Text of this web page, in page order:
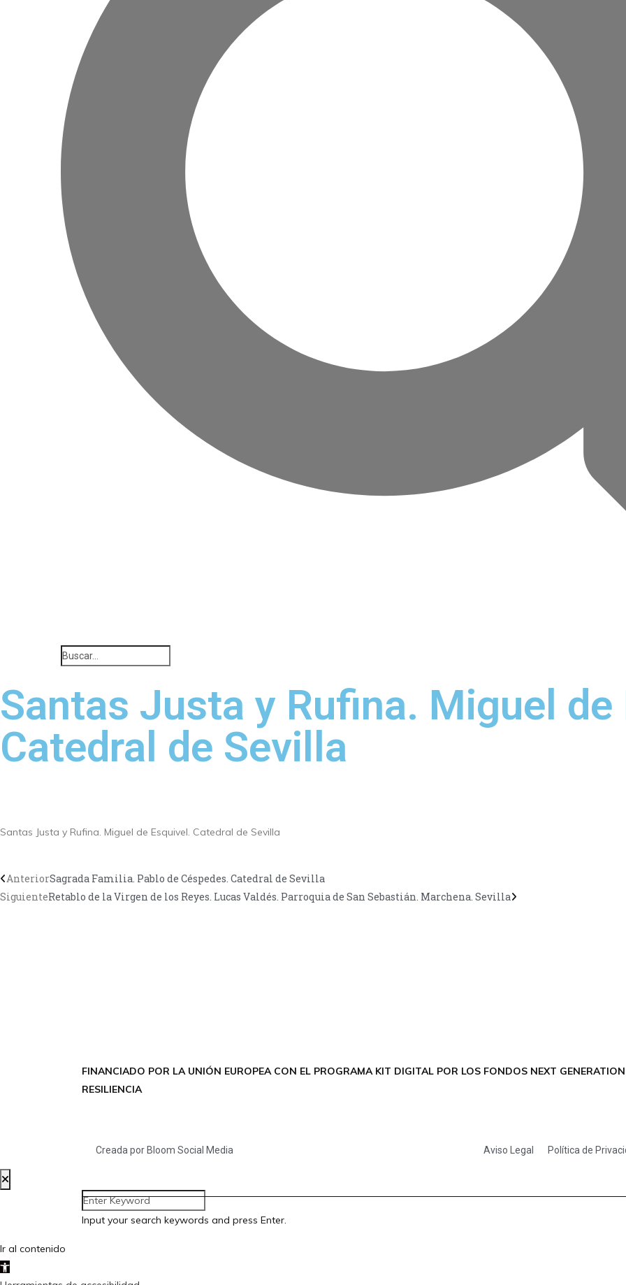
Santas Justa y Rufina. Miguel de
Catedral de Sevilla
Santas Justa y Rufina. Miguel de Esquivel. Catedral de Sevilla
AnteriorSagrada Familia. Pablo de Céspedes. Catedral de Sevilla
SiguienteRetablo de la Virgen de los Reyes. Lucas Valdés. Parroquia de San Sebastián. Marchena. Sevilla
FINANCIADO POR LA UNIÓN EUROPEA CON EL PROGRAMA KIT DIGITAL POR LOS FONDOS NEXT
RESILIENCIA
Creada por Bloom Social Media Aviso Legal Política de
Input your search keywords and press Enter.
Ir al contenido
Abrir barra de herramientas